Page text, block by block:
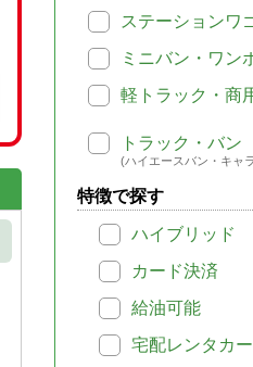
ステーションワ
ミニバン・ワン
軽トラック・商
トラック・バン
(ハイエースバン・キャ
特徴で探す
ハイブリッド
カード決済
給油可能
宅配レンタカー